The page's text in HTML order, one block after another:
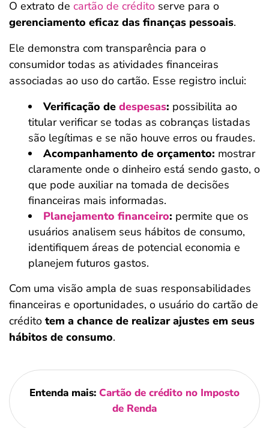
O extrato de cartão de crédito serve para o
gerenciamento eficaz das finanças pessoais.
Ele demonstra com transparência para o
consumidor todas as atividades financeiras
associadas ao uso do cartão. Esse registro inclui:
Verificação de despesas: possibilita ao
titular verificar se todas as cobranças listadas
são legítimas e se não houve erros ou fraudes.
Acompanhamento de orçamento: mostrar
claramente onde o dinheiro está sendo gasto, o
que pode auxiliar na tomada de decisões
financeiras mais informadas.
Planejamento financeiro: permite que os
usuários analisem seus hábitos de consumo,
identifiquem áreas de potencial economia e
planejem futuros gastos.
Com uma visão ampla de suas responsabilidades
financeiras e oportunidades, o usuário do cartão de
crédito tem a chance de realizar ajustes em seus
hábitos de consumo.
Entenda mais: Cartão de crédito no Imposto
de Renda